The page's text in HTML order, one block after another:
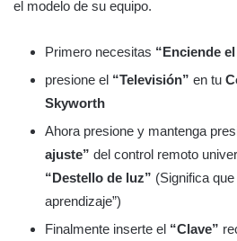
el modelo de su equipo.
Primero necesitas “Enciende
presione el “Televisión” en tu
Skyworth
Ahora presione y mantenga
ajuste” del control remoto
“Destello de luz” (Significa
aprendizaje”)
Finalmente inserte el “Clave”